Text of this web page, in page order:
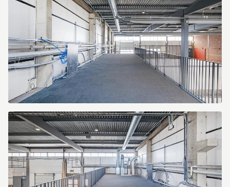
Tunbytorpsgatan
4